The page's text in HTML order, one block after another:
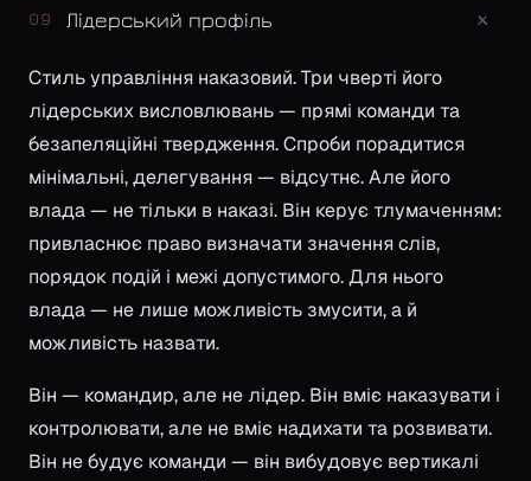
09 Лідерський профіль +
Стиль управління наказовий. Три чверті його
лідерських висловлювань — прямі команди та
безапеляційні твердження. Спроби порадитися
мінімальні, делегування — відсутнє. Але його
влада — не тільки в наказі. Він керує тлумаченням:
привласнює право визначати значення слів,
порядок подій і межі допустимого. Для нього
влада — не лише можливість змусити, а й
можливість назвати.
Він — командир, але не лідер. Він вміє наказувати і
контролювати, але не вміє надихати та розвивати.
Він не будує команди — він вибудовує вертикалі